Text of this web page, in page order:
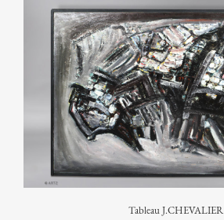
Tableau J.CHEVALIER